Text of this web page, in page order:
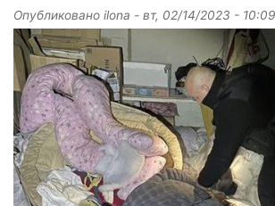
Опубликовано ilona - вт, 02/14/2023 - 10:09